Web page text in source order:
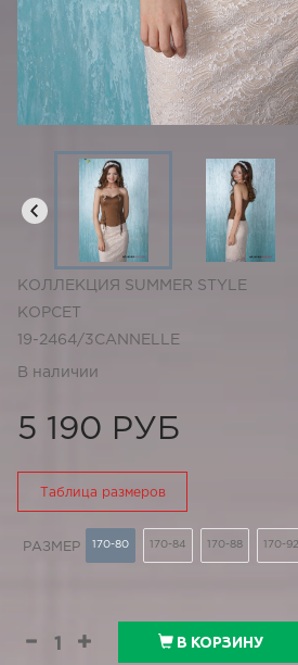
КОЛЛЕКЦИЯ SUMMER STYLE
КОРСЕТ
19-2464/3CANNELLE
В наличии
5 190 РУБ
Таблица размеров
РАЗМЕР 170-80 170-84 170-88 170-92
В КОРЗИНУ